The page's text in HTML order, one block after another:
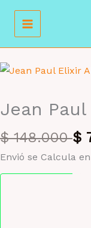
contenido
Jean
$148.000 $
Envió se Calcula